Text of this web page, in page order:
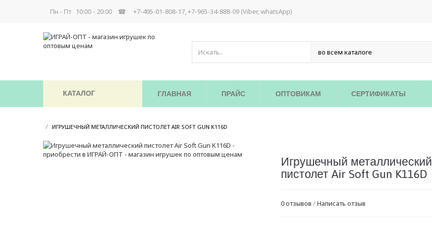
Пн - Пт 10:00 - 20:00 ☎ +7-495-01-808-17, +7-965-34-888-09 (Viber, whatsApp)
КАТАЛОГ ГЛАВНАЯ ПРАЙС ОПТОВИКАМ СЕРТИФИКАТЫ
/ ИГРУШЕЧНЫЙ МЕТАЛЛИЧЕСКИЙ ПИСТОЛЕТ AIR SOFT GUN K116D
Игрушечный металлический
пистолет Air Soft Gun K116D
0 отзывов /Написать отзыв